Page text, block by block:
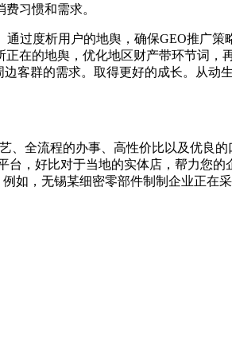
习惯和需求。
度析用户的地舆，确保GEO推广策
在的地舆，优化地区财产带环节词，
客群的需求。取得更好的成长。从动
全流程的办事、高性价比以及优良的
，好比对于当地的实体店，帮力您
如，无锡某细密零部件制制企业正在